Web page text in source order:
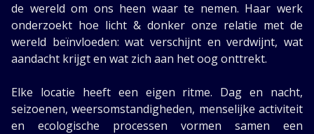
de wereld om ons heen waar te nemen. Haar werk
onderzoekt hoe licht & donker onze relatie met de
wereld beïnvloeden: wat verschijnt en verdwijnt, wat
aandacht krijgt en wat zich aan het oog onttrekt.
Elke locatie heeft een eigen ritme. Dag en nacht,
seizoenen, weersomstandigheden, menselijke activiteit
en ecologische processen vormen samen een